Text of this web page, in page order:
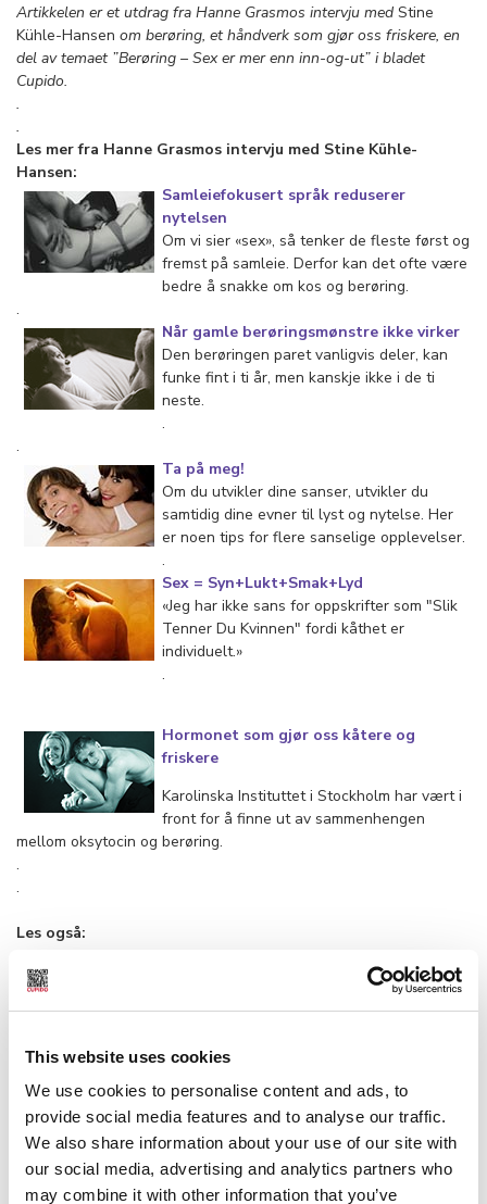
This website uses cookies
We use cookies to personalise content and ads, to
provide social media features and to analyse our traffic.
We also share information about your use of our site with
our social media, advertising and analytics partners who
may combine it with other information that you’ve
Artikkelen er et utdrag fra Hanne Grasmos intervju med Stine
Kühle-Hansen om berøring, et håndverk som gjør oss friskere, en
del av temaet ”Berøring – Sex er mer enn inn-og-ut” i bladet
Cupido.
.
.
Les mer fra Hanne Grasmos intervju med Stine Kühle-
Hansen:
Samleiefokusert språk reduserer
nytelsen
Om vi sier «sex», så tenker de fleste først og
fremst på samleie. Derfor kan det ofte være
bedre å snakke om kos og berøring.
.
Når gamle berøringsmønstre ikke virker
Den berøringen paret vanligvis deler, kan
funke fint i ti år, men kanskje ikke i de ti
neste.
.
.
Ta på meg!
Om du utvikler dine sanser, utvikler du
samtidig dine evner til lyst og nytelse. Her
er noen tips for flere sanselige opplevelser.
.
Sex = Syn+Lukt+Smak+Lyd
«Jeg har ikke sans for oppskrifter som "Slik
Tenner Du Kvinnen" fordi kåthet er
individuelt.»
.
Hormonet som gjør oss kåtere og
friskere
Karolinska Instituttet i Stockholm har vært i
front for å finne ut av sammenhengen
mellom oksytocin og berøring.
.
.
Les også:
Både menn og kvinner klager over at
partnerne deres trykker på for få knapper.
FRA CUPIDOS ARKIV:
Kline-, kysse- og berøringskompetanse
Det handler om nærhet, ømhet, intimitet,
sensualitet, nytelse, lyst og tenning som bør
oppdages og oppleves.